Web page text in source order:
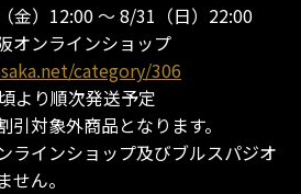
金）12:00 ～ 8/31（日）22:00
オンラインショップ
category/306
より順次発送予定
対象外商品となります。
ラインショップ及びブルスパジオ
ん。